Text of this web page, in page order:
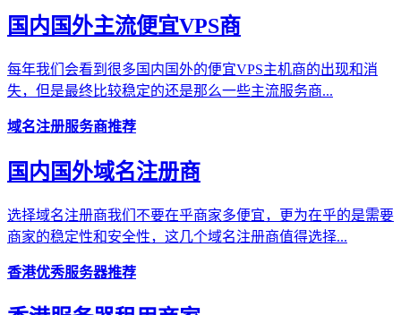
国内国外主流便宜VPS商
每年我们会看到很多国内国外的便宜VPS主机商的出现和消
失，但是最终比较稳定的还是那么一些主流服务商...
域名注册服务商推荐
国内国外域名注册商
选择域名注册商我们不要在乎商家多便宜，更为在乎的是需要
商家的稳定性和安全性，这几个域名注册商值得选择...
香港优秀服务器推荐